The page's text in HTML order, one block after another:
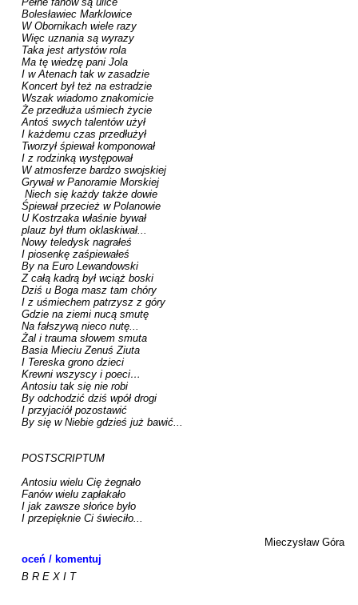
Bolesławiec Marklowice
W Obornikach wiele razy
Więc uznania są wyrazy
Taka jest artystów rola
Ma tę wiedzę pani Jola
I w Atenach tak w zasadzie
Koncert był też na estradzie
Wszak wiadomo znakomicie
Że przedłuża uśmiech życie
Antoś swych talentów użył
I każdemu czas przedłużył
Tworzył śpiewał komponował
I z rodzinką występował
W atmosferze bardzo swojskiej
Grywał w Panoramie Morskiej
Niech się każdy także dowie
Śpiewał przecież w Polanowie
U Kostrzaka właśnie bywał
plauz był tłum oklaskiwał...
Nowy teledysk nagrałeś
I piosenkę zaśpiewałeś
By na Euro Lewandowski
Z całą kadrą był wciąż boski
Dziś u Boga masz tam chóry
I z uśmiechem patrzysz z góry
Gdzie na ziemi nucą smutę
Na fałszywą nieco nutę...
Żal i trauma słowem smuta
Basia Mieciu Zenuś Ziuta
I Tereska grono dzieci
Krewni wszyscy i poeci…
Antosiu tak się nie robi
By odchodzić dziś wpół drogi
I przyjaciół pozostawić
By się w Niebie gdzieś już bawić...
POSTSCRIPTUM
Antosiu wielu Cię żegnało
Fanów wielu zapłakało
I jak zawsze słońce było
I przepięknie Ci świeciło...
Mieczysław Góra
oceń / komentuj
B R E X I T